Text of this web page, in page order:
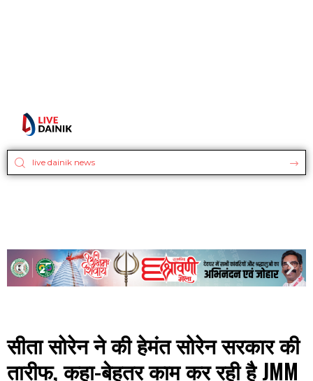
सीता सोरेन ने की हेमंत सोरेन सरकार की
तारीफ, कहा-बेहतर काम कर रही है JMM